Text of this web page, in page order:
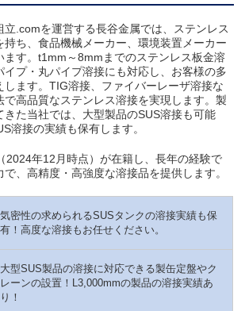
立.comを運営する長谷金属では、ステンレス
持ち、食品機械メーカー、環境装置メーカー
ます。t1mm～8mmまでのステンレス板金溶
イプ・丸パイプ溶接にも対応し、お客様の多
します。TIG溶接、ファイバーレーザ溶接な
で高品質なステンレス溶接を実現します。製
きた当社では、大型製品のSUS溶接も可能
溶接の実績も保有します。
2024年12月時点）が在籍し、長年の経験で
、高精度・高強度な溶接品を提供します。
気密性の求められるSUSタンクの溶接実績も保
有！高度な溶接もお任せください。
大型SUS製品の溶接に対応できる製缶定盤やク
レーンの設置！L3,000mmの製品の溶接実績あ
り！